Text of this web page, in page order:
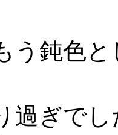
う鈍色
過ぎでし